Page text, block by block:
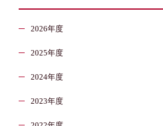
2026年度
2025年度
2024年度
2023年度